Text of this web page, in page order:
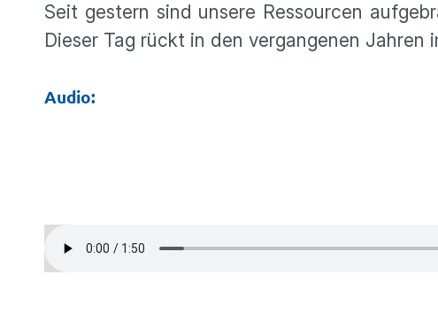
Seit gestern sind unsere Ressourcen
Dieser Tag rückt in den vergangenen Jahren
Audio: